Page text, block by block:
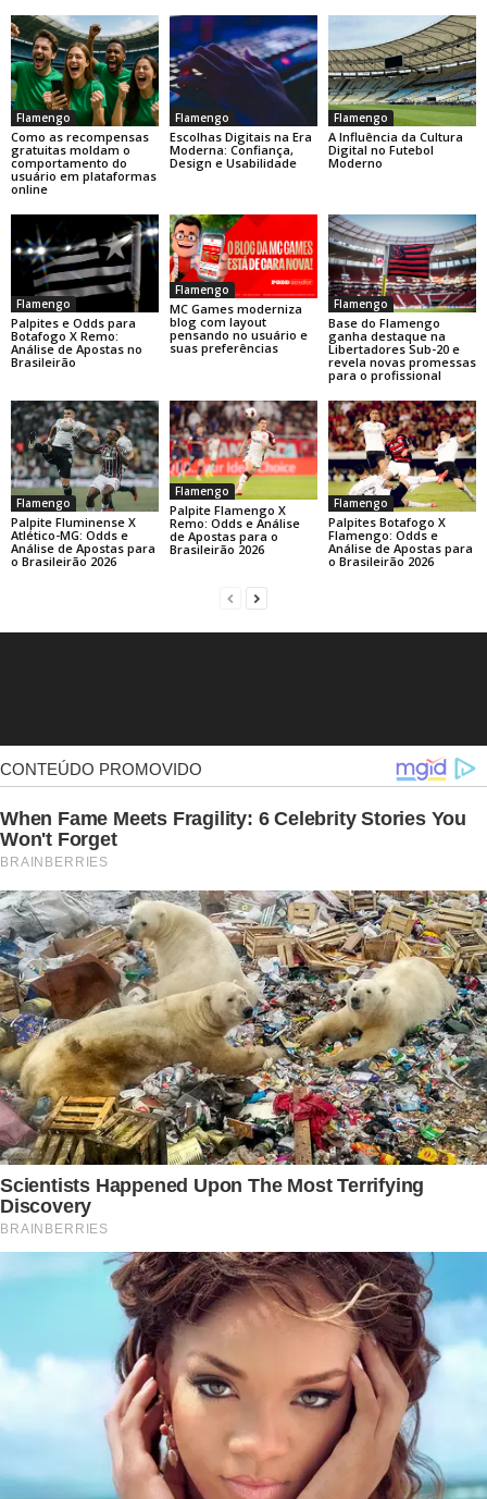
Flamengo
Como as recompensas
gratuitas moldam o
comportamento do
usuário em plataformas
online
Flamengo
Escolhas Digitais na Era
Moderna: Confiança,
Design e Usabilidade
Flamengo
A Influência da Cultura
Digital no Futebol
Moderno
Flamengo
Palpites e Odds para
Botafogo X Remo:
Análise de Apostas no
Brasileirão
Flamengo
MC Games moderniza
blog com layout
pensando no usuário e
suas preferências
Flamengo
Base do Flamengo
ganha destaque na
Libertadores Sub-20 e
revela novas promessas
para o profissional
Flamengo
Palpite Fluminense X
Atlético-MG: Odds e
Análise de Apostas para
o Brasileirão 2026
Flamengo
Palpite Flamengo X
Remo: Odds e Análise
de Apostas para o
Brasileirão 2026
Flamengo
Palpites Botafogo X
Flamengo: Odds e
Análise de Apostas para
o Brasileirão 2026